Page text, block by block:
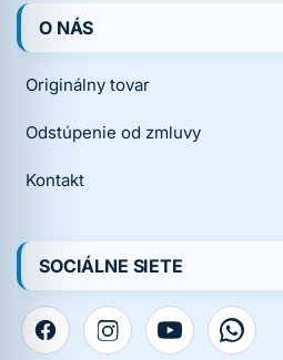
O NÁS
Originálny tovar
Odstúpenie od zmluvy
Kontakt
SOCIÁLNE SIETE